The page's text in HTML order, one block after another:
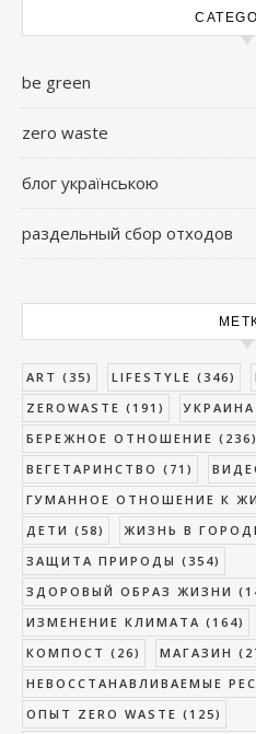
be green
zero waste
блог українською
раздельный сбор отходов
ART (35) LIFESTYLE (346)
ZEROWASTE (191) УКРАИНА
БЕРЕЖНОЕ ОТНОШЕНИЕ (236)
ВЕГЕТАРИНСТВО (71)
ГУМАННОЕ ОТНОШЕНИЕ К
ДЕТИ (58) ЖИЗНЬ В
ЗАЩИТА ПРИРОДЫ (354)
ЗДОРОВЫЙ ОБРАЗ ЖИЗНИ
ИЗМЕНЕНИЕ КЛИМАТА (164)
КОМПОСТ (26) МАГАЗИН
НЕВОССТАНАВЛИВАЕМЫЕ
ОПЫТ ZERO WASTE (125)